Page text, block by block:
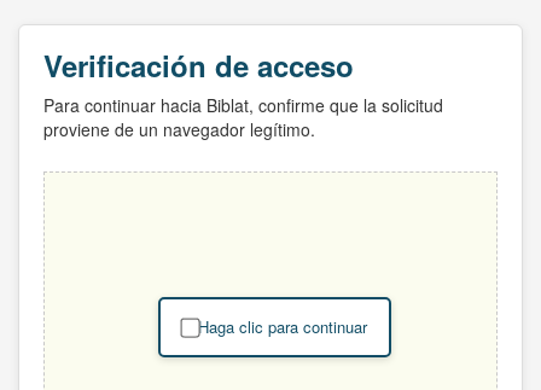
Verificación de acceso
Para continuar hacia Biblat, confirme que la solicitud
proviene de un navegador legítimo.
Haga clic para continuar